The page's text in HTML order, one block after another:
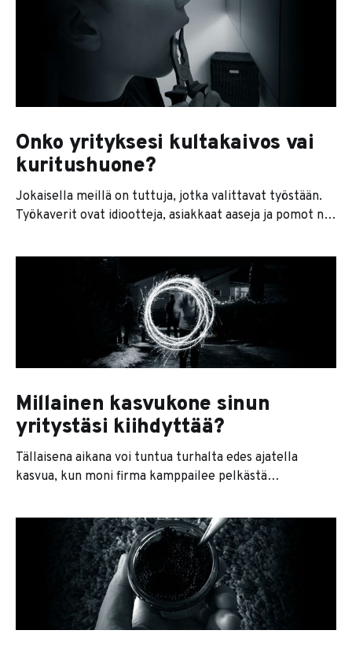
ajattelee eräänlaisena karkeana koneena. Tämän
koneen ainoa tarkoitus on tuottaa tulosta. Eli kun
koneeseen kaadetaan yksi euro, sieltä täytyy
Onko yrityksesi kultakaivos vai
kuritushuone?
Jokaisella meillä on tuttuja, jotka valittavat työstään.
Työkaverit ovat idiootteja, asiakkaat aaseja ja pomot ne
vaihtuu. Voin kuitenkin sanoa, että tuo levy kuulostaa
vielä railakkaalta kesärallilta verrattuna siihen
kirkonpolttoheviin, mikä monen yrittäjän päässä raikaa
harva se päivä. Näin marraskuun mustuudessa on
Millainen kasvukone sinun
yritystäsi kiihdyttää?
Tällaisena aikana voi tuntua turhalta edes ajatella
kasvua, kun moni firma kamppailee pelkästä
tärkeämpää nyt kuin koskaan aikaisemmin: jos yritys ei
kasva, se kuolee. Kasvun ja kuihtumisen välillä
tasapainoileva yritys ei vapailla markkinoilla pitkään
pulikoi. Jos ei muuta, niin inflaatio nakertaa pääoman.
Moni yrittäjä